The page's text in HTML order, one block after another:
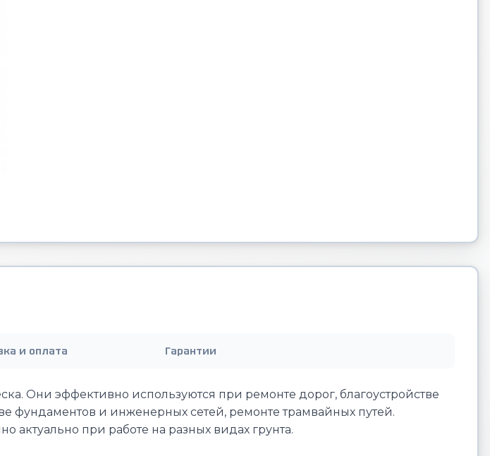
и оплата Гарантии
Они эффективно используются при ремонте дорог, благоустройстве
фундаментов и инженерных сетей, ремонте трамвайных путей.
актуально при работе на разных видах грунта.